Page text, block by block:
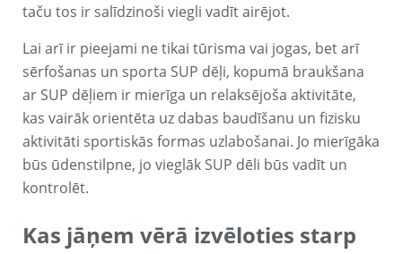
taču tos ir salīdzinoši viegli vadīt airējot.
Lai arī ir pieejami ne tikai tūrisma vai jogas, bet arī
sērfošanas un sporta SUP dēļi, kopumā braukšana
ar SUP dēļiem ir mierīga un relaksējoša aktivitāte,
kas vairāk orientēta uz dabas baudīšanu un fizisku
aktivitāti sportiskās formas uzlabošanai. Jo mierīgāka
būs ūdenstilpne, jo vieglāk SUP dēli būs vadīt un
kontrolēt.
Kas jāņem vērā izvēloties starp